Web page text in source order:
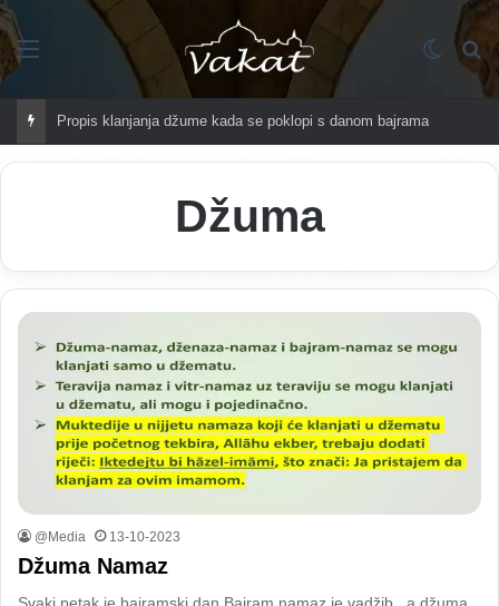
Propis klanjanja džume kada se poklopi s danom bajrama
Džuma
@Media 13-10-2023
Džuma Namaz
Svaki petak je bajramski dan.Bajram namaz je vadžib , a džuma